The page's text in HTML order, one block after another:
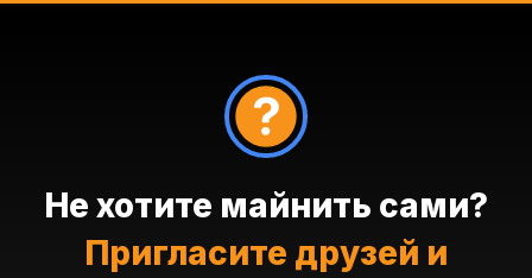
Не хотите майнить сами?
Пригласите друзей и